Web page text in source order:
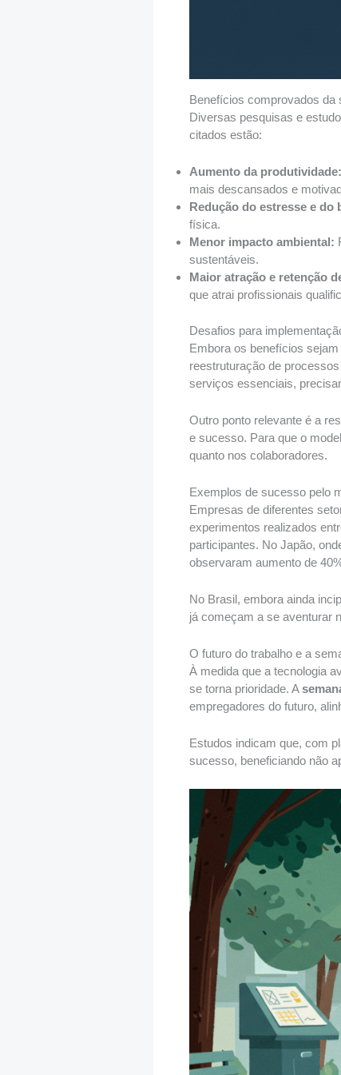
Benefícios comprovados da
Diversas pesquisas e
citados estão:
Aumento da produtividade:
mais descansados e
Redução do estresse e do
física.
Menor impacto ambiental:
sustentáveis.
Maior atração e retenção
que atrai profissionais
Desafios para
Embora os benefícios
reestruturação de
serviços essenciais,
Outro ponto relevante é a
e sucesso. Para que o
quanto nos colaboradores.
Exemplos de sucesso pelo
Empresas de diferentes
experimentos realizados
participantes. No Japão,
observaram aumento de
No Brasil, embora ainda
já começam a se aventurar
O futuro do trabalho e a
À medida que a tecnologia
se torna prioridade. A
empregadores do futuro,
Estudos indicam que, com
sucesso, beneficiando não